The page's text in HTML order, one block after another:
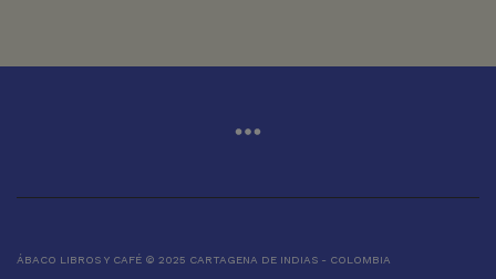
ÁBACO LIBROS Y CAFÉ © 2025 CARTAGENA DE INDIAS - COLOMBIA